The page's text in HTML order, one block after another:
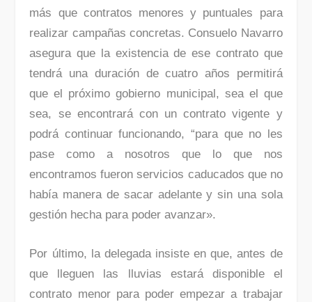
más que contratos menores y puntuales para
realizar campañas concretas. Consuelo Navarro
asegura que la existencia de ese contrato que
tendrá una duración de cuatro años permitirá
que el próximo gobierno municipal, sea el que
sea, se encontrará con un contrato vigente y
podrá continuar funcionando, “para que no les
pase como a nosotros que lo que nos
encontramos fueron servicios caducados que no
había manera de sacar adelante y sin una sola
gestión hecha para poder avanzar».
Por último, la delegada insiste en que, antes de
que lleguen las lluvias estará disponible el
contrato menor para poder empezar a trabajar